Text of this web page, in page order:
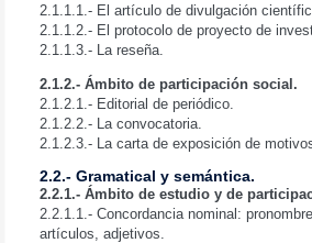
2.1.1.1.- El artículo de divulgación
2.1.1.2.- El protocolo de proyecto de
2.1.1.3.- La reseña.
2.1.2.- Ámbito de participación social.
2.1.2.1.- Editorial de periódico.
2.1.2.2.- La convocatoria.
2.1.2.3.- La carta de exposición de
2.2.- Gramatical y semántica.
2.2.1.- Ámbito de estudio y de
2.2.1.1.- Concordancia nominal:
artículos, adjetivos.